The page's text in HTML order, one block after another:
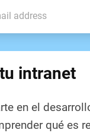
intranet
en el
qué es